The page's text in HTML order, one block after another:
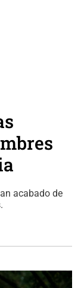
acabado de